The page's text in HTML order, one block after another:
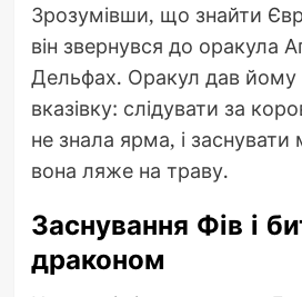
Зрозумівши, що знайти
він звернувся до оракула
Дельфах. Оракул дав йому
вказівку: слідувати за
не знала ярма, і заснувати
вона ляже на траву.
Заснування Фів і
драконом